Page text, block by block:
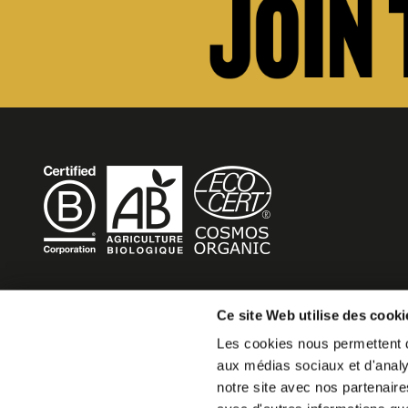
Ce site Web utilise des
Les cookies nous permettent
aux médias sociaux et
notre site avec nos
BECOME MOB
MOB HOTEL is growing into a cooperative movement
If you want to create your own MOB HOTEL and belong